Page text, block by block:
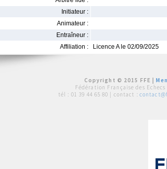
Initiateur :
Animateur :
Entraîneur :
Affiliation :
Licence A le 02/09/2025
Copyright © 2015 FFE |
Fédération Française des Echecs |
tél : 01 39 44 65 80 | contact :